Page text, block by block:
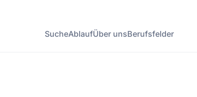
SucheAblaufÜber unsBerufsfelder